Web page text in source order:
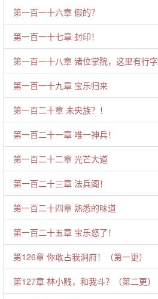
第一百一十六章 假的？
第一百一十七章 封印！
第一百一十八章 诸位掌院，这里有行字
第一百一十九章 宝乐归来
第一百二十章 未央族？！
第一百二十一章 唯一神兵！
第一百二十二章 光芒大道
第一百二十三章 法兵阁！
第一百二十四章 熟悉的味道
第一百二十五章 宝乐怒了！
第126章 你敢占我洞府！（第一更）
第127章 林小贱，和我斗？（第二更）